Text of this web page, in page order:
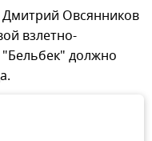
Дмитрий Овсянников
взлетно-
должно